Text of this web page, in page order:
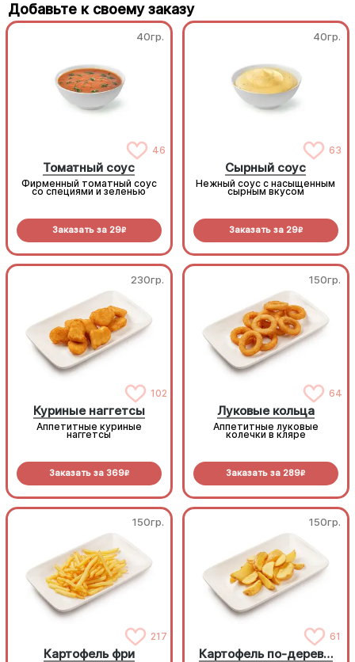
Добавьте к своему заказу
40гр.
46
Томатный соус
Фирменный томатный соус
со специями и зеленью
Заказать за 29R
40гр.
63
Сырный соус
Нежный соус с насыщенным
сырным вкусом
Заказать за 29R
230гр.
102
Куриные наггетсы
Аппетитные куриные
наггетсы
Заказать за 369R
150гр.
64
Луковые кольца
Аппетитные луковые
колечки в кляре
Заказать за 289R
150гр.
217
Картофель фри
150гр.
61
Картофель по-деревенски